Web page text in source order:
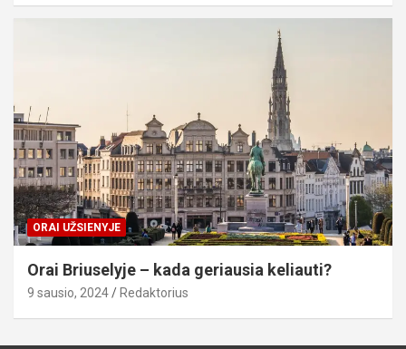
ORAI UŽSIENYJE
Orai Briuselyje – kada geriausia keliauti?
9 sausio, 2024 Redaktorius